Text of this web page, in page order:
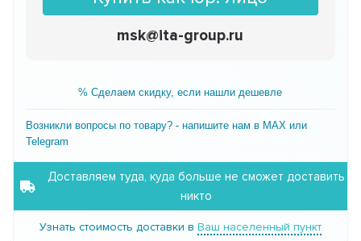
msk@ita-group.ru
% Сделаем скидку, если нашли дешевле
Возникли вопросы по товару? - напишите нам в MAX или
Telegram
Доставляем туда, куда больше не сможет доставить
никто
Узнать стоимость доставки в Ваш населенный пункт